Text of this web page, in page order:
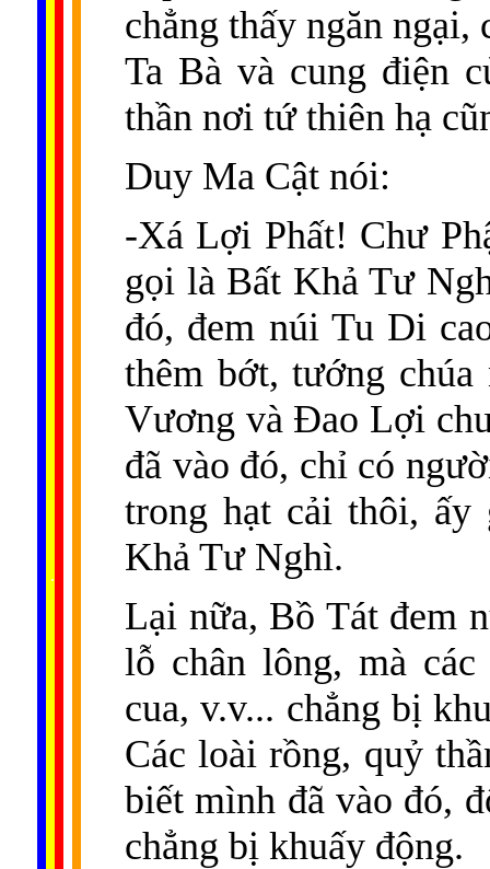
.
chẳng thấy ngăn ngại,
Ta Bà và cung điện
thần nơi tứ thiên hạ
Duy Ma Cật nói:
-Xá Lợi Phất! Chư
gọi là Bất Khả Tư
đó, đem núi Tu Di
thêm bớt, tướng
Vương và Ðao Lợi
đã vào đó, chỉ có
trong hạt cải thôi, ấy
Khả Tư Nghì.
Lại nữa, Bồ Tát đem
lỗ chân lông, mà
cua, v.v... chẳng bị
Các loài rồng, quỷ
biết mình đã vào đó,
chẳng bị khuấy động.